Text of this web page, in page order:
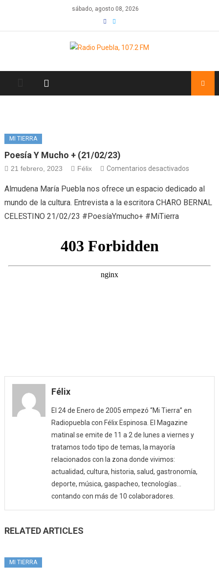
content
sábado, agosto 08, 2026
MI TIERRA
Poesía Y Mucho + (21/02/23)
21 febrero, 2023 Félix Comentarios desactivadosen
y
mucho
Almudena María Puebla nos ofrece un espacio dedicado al
mundo de la cultura. Entrevista a la escritora CHARO BERNAL
CELESTINO 21/02/23 #PoesíaYmucho+ #MiTierra
Félix
El 24 de Enero de 2005 empezó “Mi Tierra” en
Radiopuebla con Félix Espinosa. El Magazine
matinal se emite de 11 a 2 de lunes a viernes y
tratamos todo tipo de temas, la mayoría
relacionados con la zona donde vivimos:
actualidad, cultura, historia, salud, gastronomía,
deporte, música, gaspacheo, tecnologías…
contando con más de 10 colaboradores.
RELATED ARTICLES
MI TIERRA